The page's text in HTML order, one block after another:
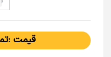
قیمت